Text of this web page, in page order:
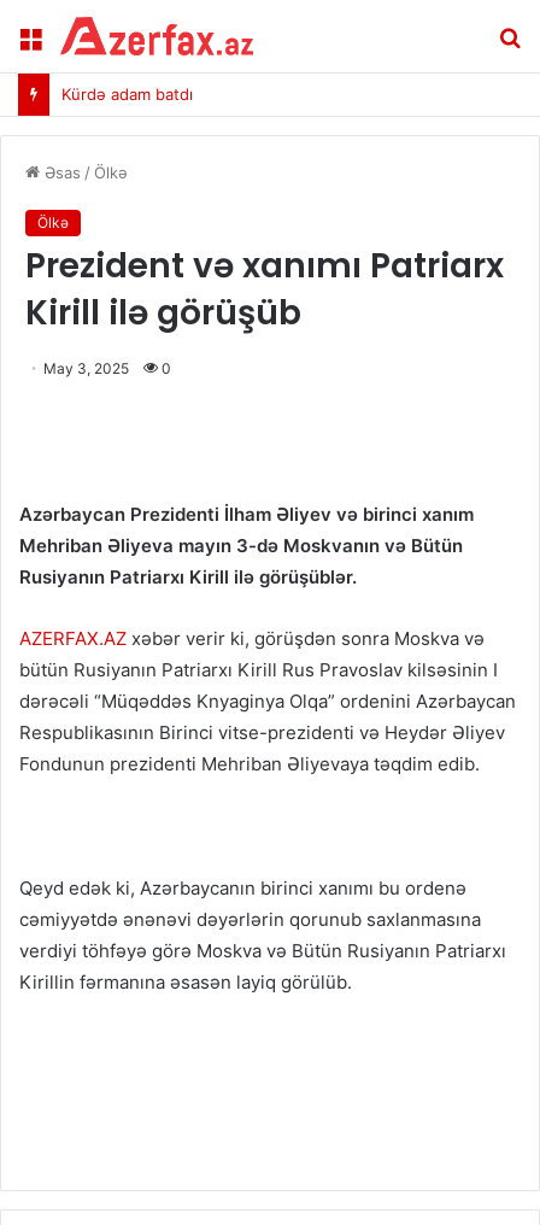
Menu
Kürdə adam batdı
Əsas /Ölkə
Ölkə
Prezident və xanımı Patriarx
Kirill ilə görüşüb
May 3, 2025 0
Azərbaycan Prezidenti İlham Əliyev və birinci xanım
Mehriban Əliyeva mayın 3-də Moskvanın və Bütün
Rusiyanın Patriarxı Kirill ilə görüşüblər.
AZERFAX.AZ xəbər verir ki, görüşdən sonra Moskva və
bütün Rusiyanın Patriarxı Kirill Rus Pravoslav kilsəsinin I
dərəcəli “Müqəddəs Knyaginya Olqa” ordenini Azərbaycan
Respublikasının Birinci vitse-prezidenti və Heydər Əliyev
Fondunun prezidenti Mehriban Əliyevaya təqdim edib.
Qeyd edək ki, Azərbaycanın birinci xanımı bu ordenə
cəmiyyətdə ənənəvi dəyərlərin qorunub saxlanmasına
verdiyi töhfəyə görə Moskva və Bütün Rusiyanın Patriarxı
Kirillin fərmanına əsasən layiq görülüb.